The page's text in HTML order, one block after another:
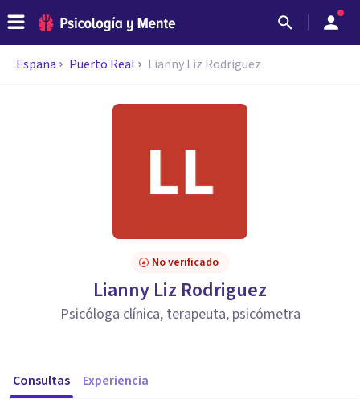
España Puerto Real Lianny Liz Rodriguez
No verificado
Lianny Liz Rodriguez
Psicóloga clínica, terapeuta, psicómetra
Consultas Experiencia